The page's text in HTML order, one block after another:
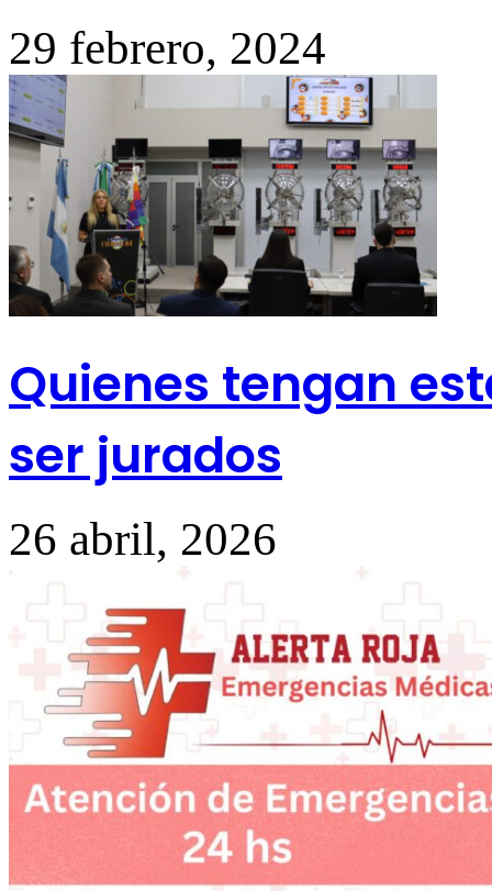
29 febrero, 2024
Quienes tengan
ser jurados
26 abril, 2026